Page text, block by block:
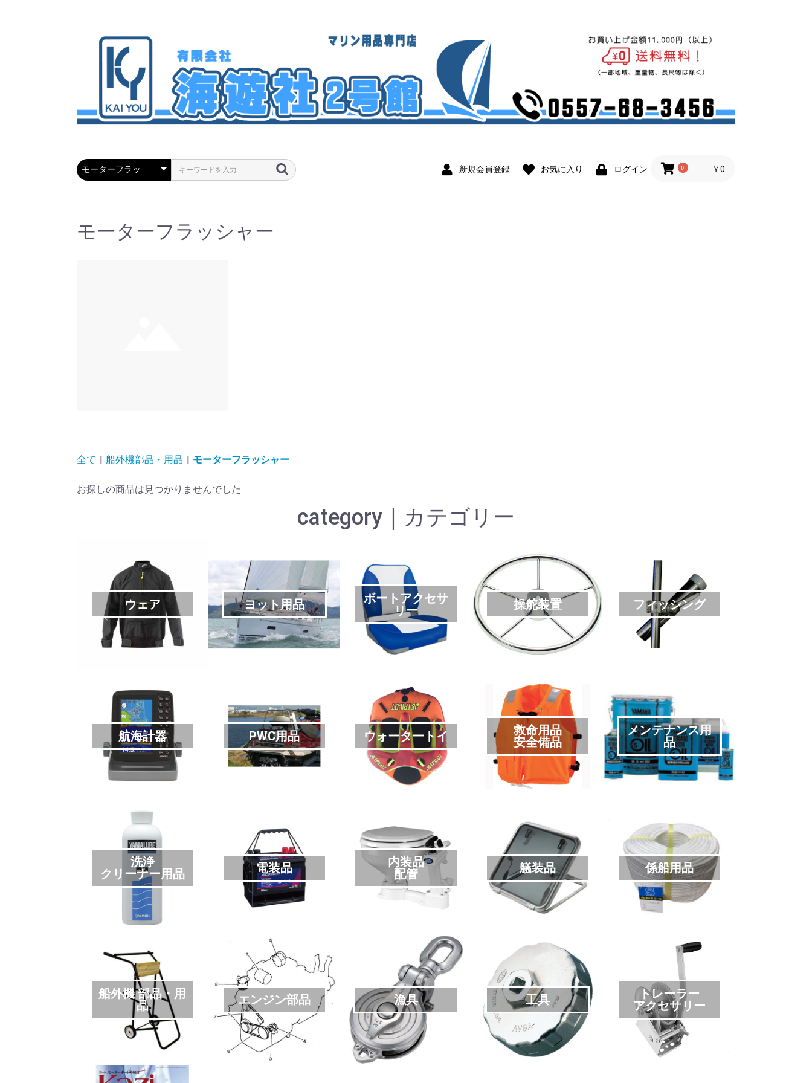
新規会員登録 お気に入り ログイン 0 ￥0
モーターフラッシャー
全て | 船外機部品・用品 | モーターフラッシャー
お探しの商品は見つかりませんでした
category｜カテゴリー
ウェア ヨット用品
ボートアクセサ
リー
操舵装置 フィッシング
航海計器 PWC用品 ウォータートイ
救命用品
安全備品
メンテナンス用
品
洗浄
クリーナー用品
電装品
内装品
配管
艤装品 係船用品
船外機 部品・用
品
エンジン部品 漁具 工具
トレーラー
アクセサリー